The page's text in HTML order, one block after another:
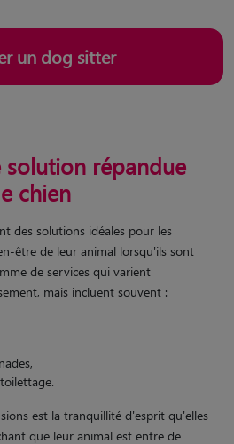
un dog sitter
solution répandue
chien
des solutions idéales pour les
être de leur animal lorsqu'ils sont
de services qui varient
mais incluent souvent :
est la tranquillité d'esprit qu'elles
que leur animal est entre de